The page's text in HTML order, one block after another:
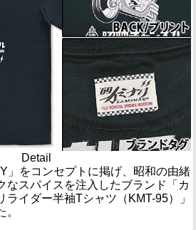
Detail
」をコンセプトに掲げ、昭和の由緒
なスパイスを注入したブランド「カ
ライダー半袖Tシャツ（KMT-95）」